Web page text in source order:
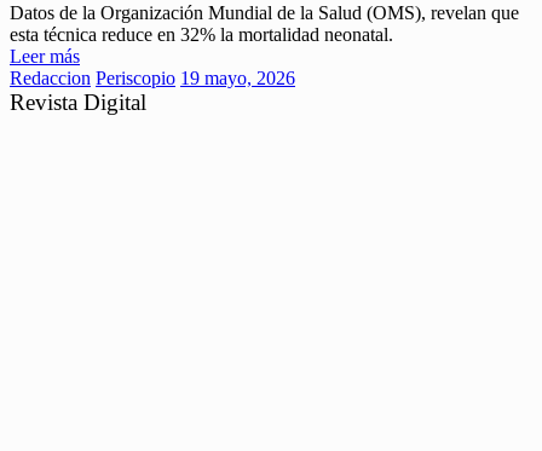
Datos de la Organización Mundial de la Salud (OMS), revelan que
esta técnica reduce en 32% la mortalidad neonatal.
Leer más
Redaccion Periscopio 19 mayo, 2026
Revista Digital